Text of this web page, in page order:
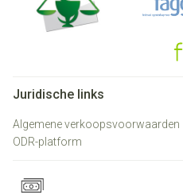
Juridische links
Algemene verkoopsvoorwaarden
ODR-platform